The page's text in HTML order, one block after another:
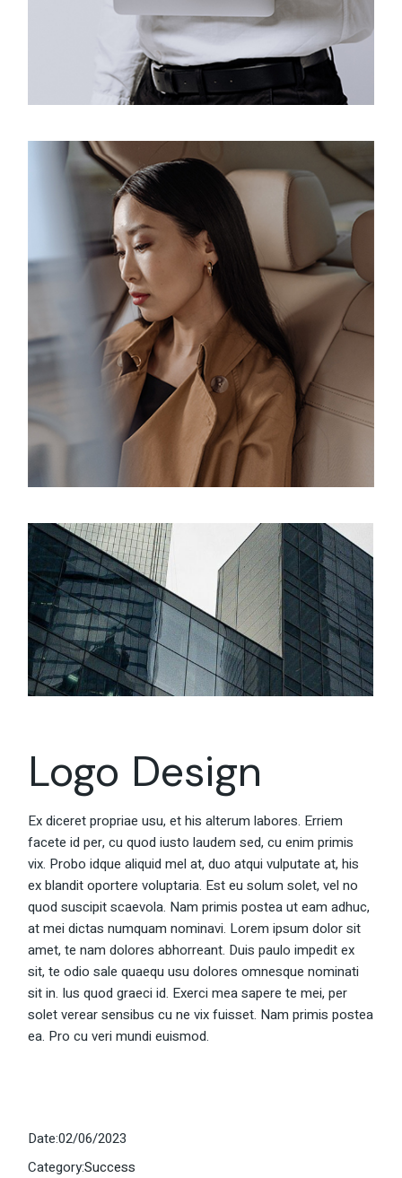
Logo Design
Ex diceret propriae usu, et his alterum labores. Erriem
facete id per, cu quod iusto laudem sed, cu enim primis
vix. Probo idque aliquid mel at, duo atqui vulputate at, his
ex blandit oportere voluptaria. Est eu solum solet, vel no
quod suscipit scaevola. Nam primis postea ut eam adhuc,
at mei dictas numquam nominavi. Lorem ipsum dolor sit
amet, te nam dolores abhorreant. Duis paulo impedit ex
sit, te odio sale quaequ usu dolores omnesque nominati
sit in. Ius quod graeci id. Exerci mea sapere te mei, per
solet verear sensibus cu ne vix fuisset. Nam primis postea
ea. Pro cu veri mundi euismod.
Date:02/06/2023
Category:Success